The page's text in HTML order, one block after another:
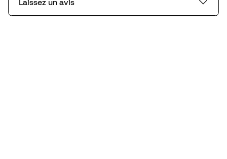
Laissez un avis